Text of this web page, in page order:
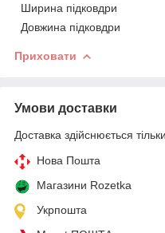
Ширина підковдри
Довжина підковдри
Приховати
Умови доставки
Доставка здійснюється
Нова Пошта
Магазини Rozetka
Укрпошта